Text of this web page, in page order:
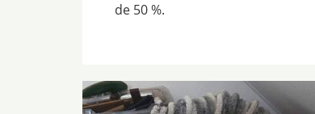
de 50 %.